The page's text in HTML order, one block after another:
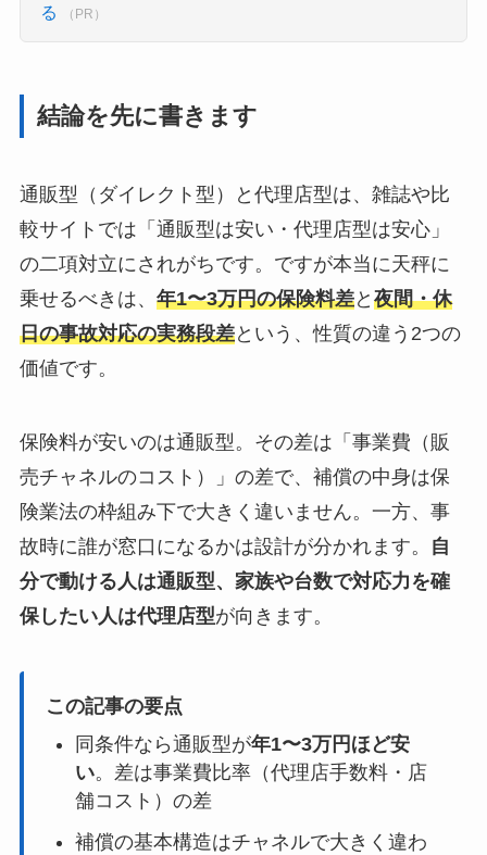
る
（PR）
結論を先に書きます
通販型（ダイレクト型）と代理店型は、雑誌や比
較サイトでは「通販型は安い・代理店型は安心」
の二項対立にされがちです。ですが本当に天秤に
乗せるべきは、 年1〜3万円の保険料差と 夜間・休
日の事故対応の実務段差という、性質の違う2つの
価値です。
保険料が安いのは通販型。その差は「事業費（販
売チャネルのコスト）」の差で、補償の中身は保
険業法の枠組み下で大きく違いません。一方、事
故時に誰が窓口になるかは設計が分かれます。
自
分で動ける人は通販型、家族や台数で対応力を確
保したい人は代理店型が向きます。
この記事の要点
同条件なら通販型が年1〜3万円ほど安
い。差は事業費比率（代理店手数料・店
舗コスト）の差
補償の基本構造はチャネルで大きく違わ